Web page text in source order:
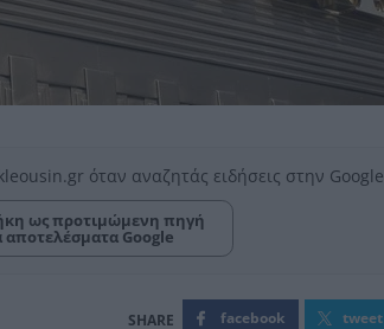
όταν αναζητάς ειδήσεις στην Google
ως προτιμώμενη πηγή
αποτελέσματα Google
facebook tweet